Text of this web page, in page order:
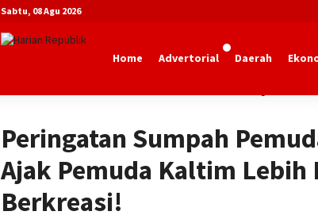
Sabtu, 08 Agu 2026
Home Advertorial Daerah
Peringatan Sumpah
Ajak Pemuda Kaltim Lebih
Berkreasi!